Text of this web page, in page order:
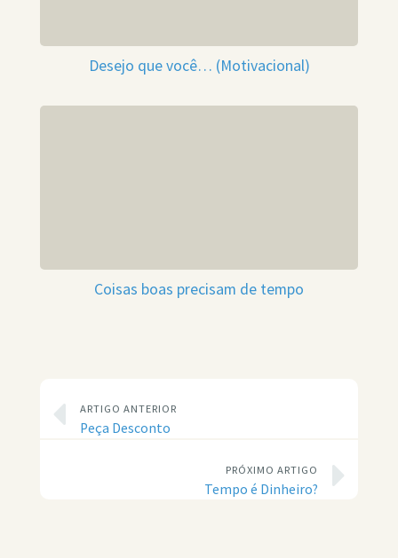
Desejo que você… (Motivacional)
Coisas boas precisam de tempo
ARTIGO ANTERIOR
Peça Desconto
PRÓXIMO ARTIGO
Tempo é Dinheiro?